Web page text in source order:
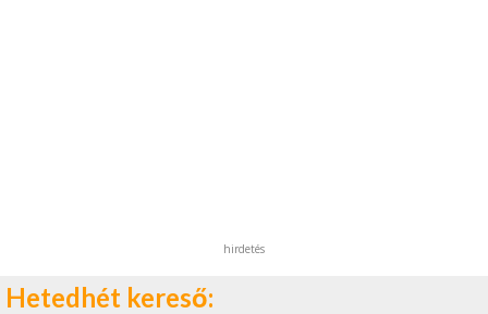
hirdetés
Hetedhét kereső: